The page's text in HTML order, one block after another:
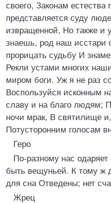
своего, Законам естества
представляется суду
извращенной, Но также и
знаешь, род наш исстари
прорицать судьбу И
Рекли устами многих
миром боги. Уж я не раз
Воспользуйся исконным
славу и на благо людям;
ночи мрак, В святилище
Потусторонним голосам
Геро
По-разному нас
быть вещуньей. К тому ж
для сна Отведены; нет
Жрец